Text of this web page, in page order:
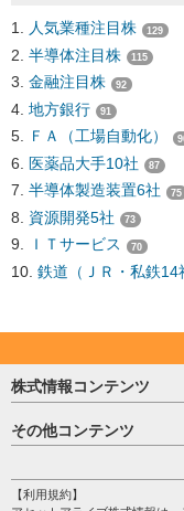
人気業種注目株 129
半導体注目株 115
金融注目株 92
地方銀行 91
ＦＡ（工場自動化）
医薬品大手10社 87
半導体製造装置6社 75
資源開発5社 73
ＩＴサービス 70
鉄道（ＪＲ・私鉄14
株式情報コンテンツ
日経平均
売買シグナル
注目銘柄
株テーマ情報
その他コンテンツ
個人情報保護方針
【利用規約】